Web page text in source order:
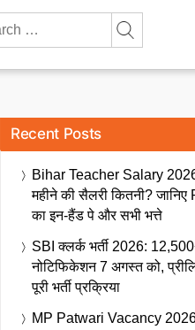
Recent Posts
Bihar Teacher Salary 2026:
महीने की सैलरी कितनी?
का इन-हैंड पे और सभी भत्ते
SBI क्लर्क भर्ती 2026:
नोटिफिकेशन 7 अगस्त को,
पूरी भर्ती प्रक्रिया
MP Patwari Vacancy 2026: